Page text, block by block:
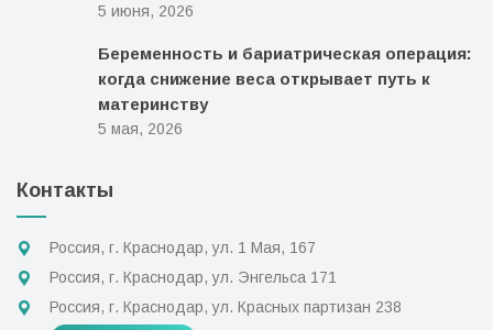
5 июня, 2026
Беременность и бариатрическая операция:
когда снижение веса открывает путь к
материнству
5 мая, 2026
Контакты
Россия, г. Краснодар, ул. 1 Мая, 167
Россия, г. Краснодар, ул. Энгельса 171
Россия, г. Краснодар, ул. Красных партизан 238